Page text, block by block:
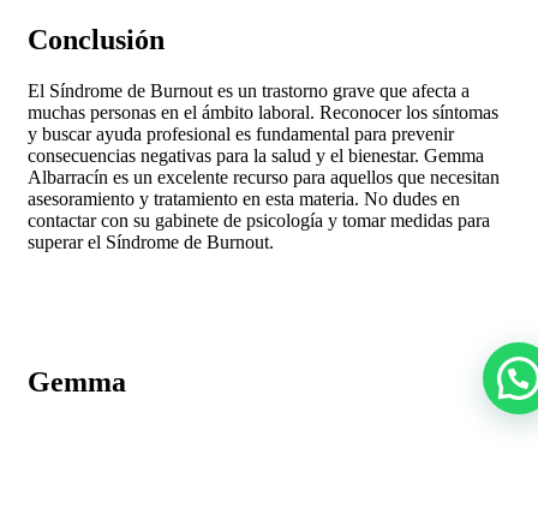
Conclusión
El Síndrome de Burnout es un trastorno grave que afecta a
muchas personas en el ámbito laboral. Reconocer los síntomas
y buscar ayuda profesional es fundamental para prevenir
consecuencias negativas para la salud y el bienestar. Gemma
Albarracín es un excelente recurso para aquellos que necesitan
asesoramiento y tratamiento en esta materia. No dudes en
contactar con su gabinete de psicología y tomar medidas para
superar el Síndrome de Burnout.
Gemma